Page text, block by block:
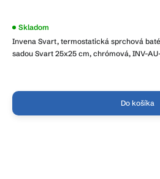
Invena Svart, termostatická sprchová
sadou Svart 25x25 cm, chrómová, INV-
Skladom
Do košíka